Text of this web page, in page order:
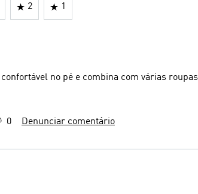
2 1
no pé e combina com várias roupas
0 Denunciar comentário